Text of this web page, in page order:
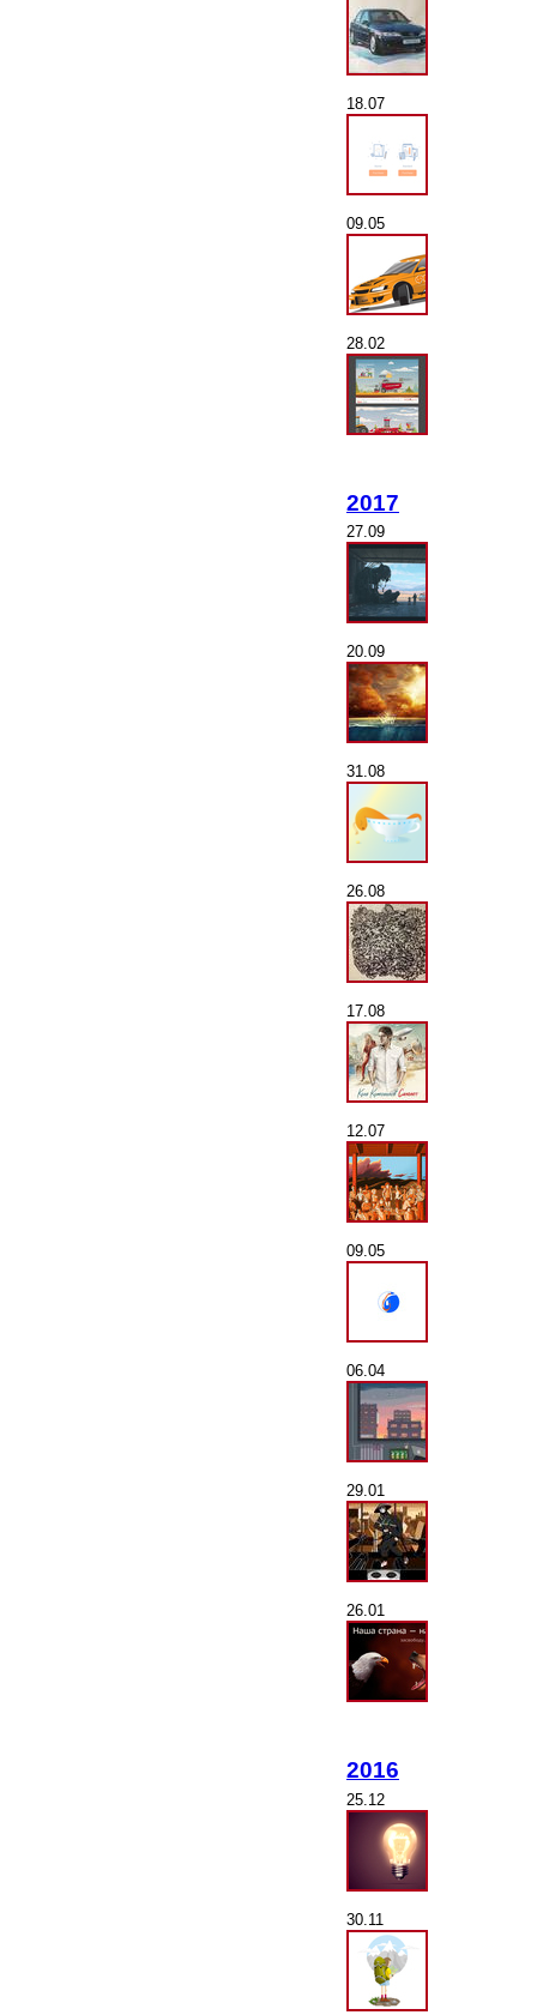
18.07
09.05
28.02
2017
27.09
20.09
31.08
26.08
17.08
12.07
09.05
06.04
29.01
26.01
2016
25.12
30.11